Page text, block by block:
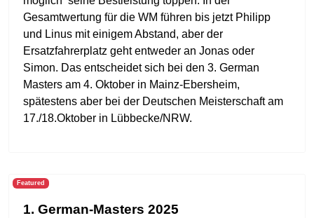
Gesamtwertung für die WM führen bis jetzt Philipp
und Linus mit einigem Abstand, aber der
Ersatzfahrerplatz geht entweder an Jonas oder
Simon. Das entscheidet sich bei den 3. German
Masters am 4. Oktober in Mainz-Ebersheim,
spätestens aber bei der Deutschen Meisterschaft am
17./18.Oktober in Lübbecke/NRW.
Featured
1. German-Masters 2025